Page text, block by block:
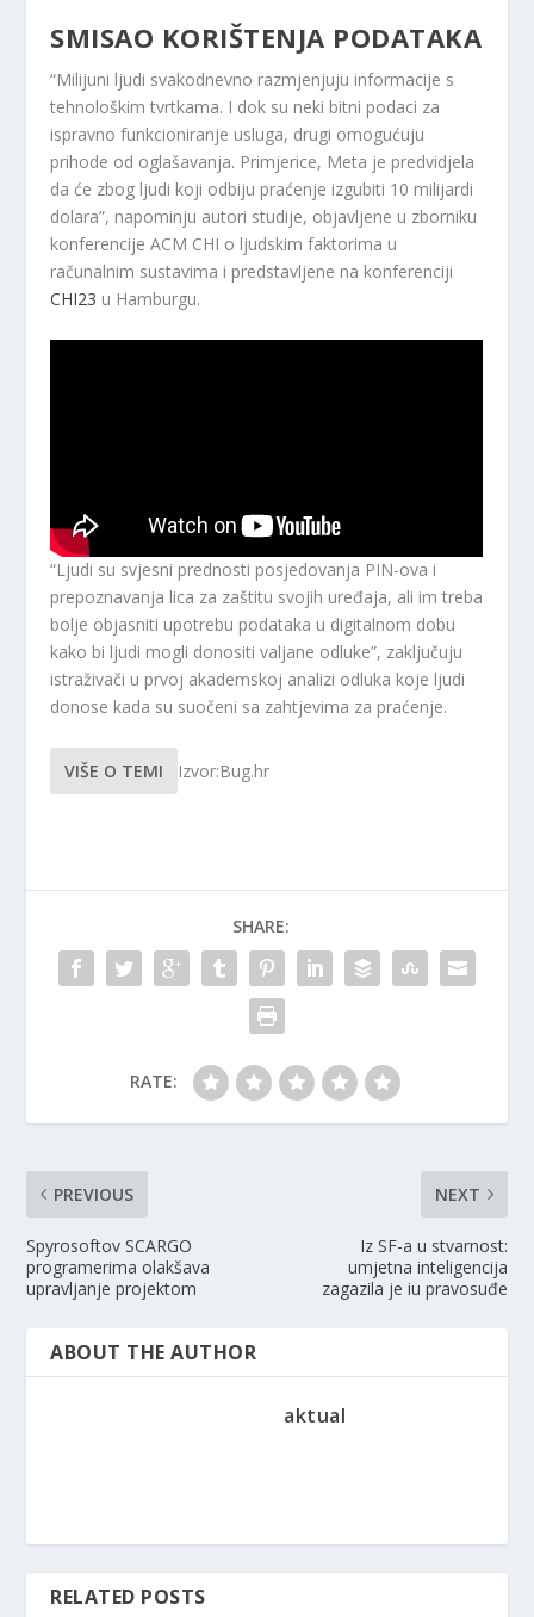
SMISAO KORIŠTENJA PODATAKA
“Milijuni ljudi svakodnevno razmjenjuju informacije s
tehnološkim tvrtkama. I dok su neki bitni podaci za
ispravno funkcioniranje usluga, drugi omogućuju
prihode od oglašavanja. Primjerice, Meta je predvidjela
da će zbog ljudi koji odbiju praćenje izgubiti 10 milijardi
dolara”, napominju autori studije, objavljene u zborniku
konferencije ACM CHI o ljudskim faktorima u
računalnim sustavima i predstavljene na konferenciji
CHI23 u Hamburgu.
“Ljudi su svjesni prednosti posjedovanja PIN-ova i
prepoznavanja lica za zaštitu svojih uređaja, ali im treba
bolje objasniti upotrebu podataka u digitalnom dobu
kako bi ljudi mogli donositi valjane odluke”, zaključuju
istraživači u prvoj akademskoj analizi odluka koje ljudi
donose kada su suočeni sa zahtjevima za praćenje.
VIŠE O TEMI Izvor:Bug.hr
SHARE:
RATE:
PREVIOUS
Spyrosoftov SCARGO
programerima olakšava
upravljanje projektom
NEXT
Iz SF-a u stvarnost:
umjetna inteligencija
zagazila je iu pravosuđe
ABOUT THE AUTHOR
aktual
RELATED POSTS